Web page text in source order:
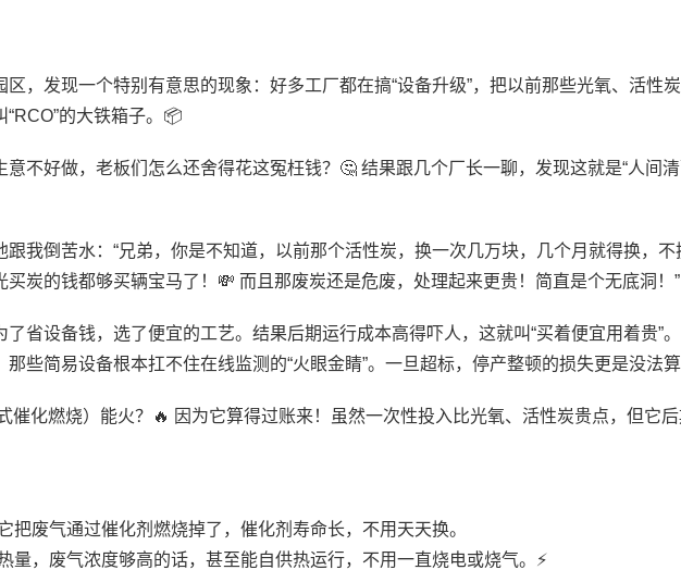
区，发现一个特别有意思的现象：好多工厂都在搞“设备升级”，把以前那些光氧、活性
的大铁箱子。📦
不好做，老板们怎么还舍得花这冤枉钱？🤔 结果跟几个厂长一聊，发现这就是“人间清
跟我倒苦水：“兄弟，你是不知道，以前那个活性炭，换一次几万块，几个月就得换，不
买炭的钱都够买辆宝马了！💸 而且那废炭还是危废，处理起来更贵！简直是个无底洞！”
了省设备钱，选了便宜的工艺。结果后期运行成本高得吓人，这就叫“买着便宜用着贵”
那些简易设备根本扛不住在线监测的“火眼金睛”。一旦超标，停产整顿的损失更是没法
催化燃烧）能火？🔥 因为它算得过账来！虽然一次性投入比光氧、活性炭贵点，但它
把废气通过催化剂燃烧掉了，催化剂寿命长，不用天天换。
量，废气浓度够高的话，甚至能自供热运行，不用一直烧电或烧气。⚡